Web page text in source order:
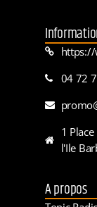
04 72
1
l'Ile
A propos